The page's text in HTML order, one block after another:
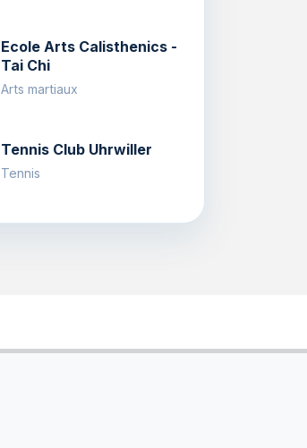
Ecole Arts Calisthenics -
Tai Chi
Arts martiaux
Tennis Club Uhrwiller
Tennis